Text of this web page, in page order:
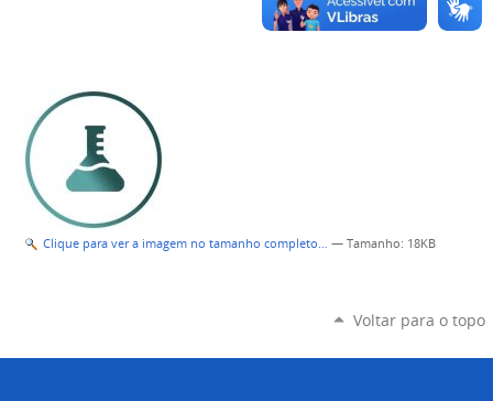
Clique para ver a imagem no tamanho completo… — Tamanho: 18KB
Voltar para o topo